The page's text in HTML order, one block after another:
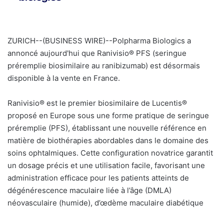
ZURICH--(BUSINESS WIRE)--Polpharma Biologics a
annoncé aujourd'hui que Ranivisio® PFS (seringue
préremplie biosimilaire au ranibizumab) est désormais
disponible à la vente en France.
Ranivisio® est le premier biosimilaire de Lucentis®
proposé en Europe sous une forme pratique de seringue
préremplie (PFS), établissant une nouvelle référence en
matière de biothérapies abordables dans le domaine des
soins ophtalmiques. Cette configuration novatrice garantit
un dosage précis et une utilisation facile, favorisant une
administration efficace pour les patients atteints de
dégénérescence maculaire liée à l’âge (DMLA)
néovasculaire (humide), d’œdème maculaire diabétique